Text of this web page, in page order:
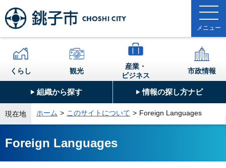
組織から探す 情報の探し方ナビ
くらし 観光
産業・
ビジネス
市政情報
現在地 ホーム このサイトについて Foreign Languages
Foreign Languages